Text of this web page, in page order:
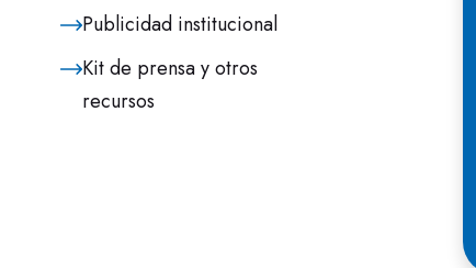
Publicidad institucional
Kit de prensa y otros
recursos